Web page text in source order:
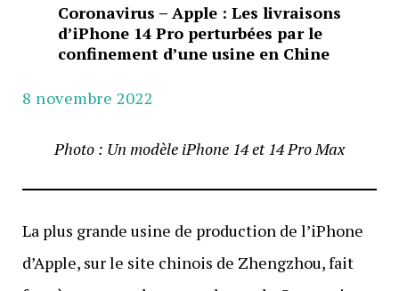
Coronavirus – Apple : Les livraisons
d’iPhone 14 Pro perturbées par le
confinement d’une usine en Chine
8 novembre 2022
Photo : Un modèle iPhone 14 et 14 Pro Max
La plus grande usine de production de l’iPhone
d’Apple, sur le site chinois de Zhengzhou, fait